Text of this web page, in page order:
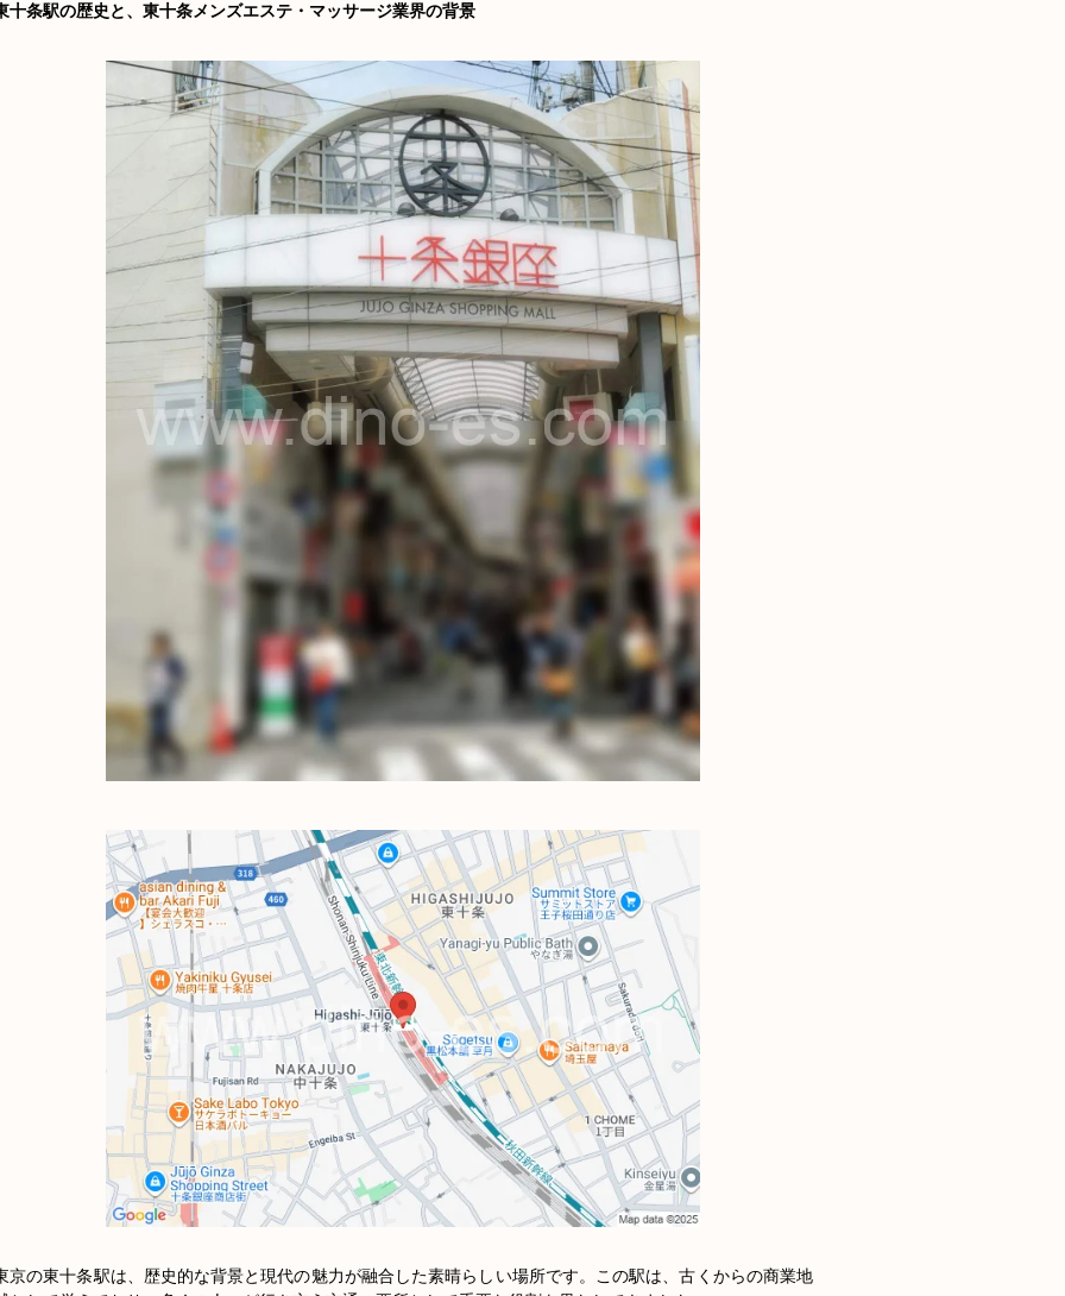
十条駅の歴史と、東十条メンズエステ・マッサージ業界の背景
京の東十条駅は、歴史的な背景と現代の魅力が融合した素晴らしい場所です。この駅は、古くからの商業地